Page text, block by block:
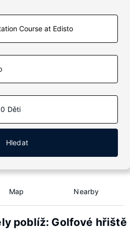
Děti
Hledat
Map Nearby
poblíž: Golfové